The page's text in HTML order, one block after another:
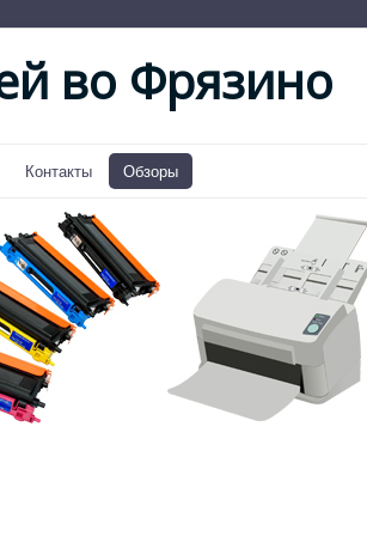
во Фрязино
Контакты Обзоры
Модель S9 Pro
система Android 8.1
Экран
1440x720
Curved Glass
Тип IPS
экрана (диагональ) 5.5 "
Чипсет (процессор)
Mediatek
Модель MT6739